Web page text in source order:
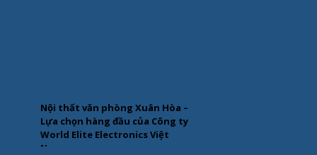
Nội thất văn phòng Xuân Hòa –
Lựa chọn hàng đầu của Công ty
World Elite Electronics Việt
Nam